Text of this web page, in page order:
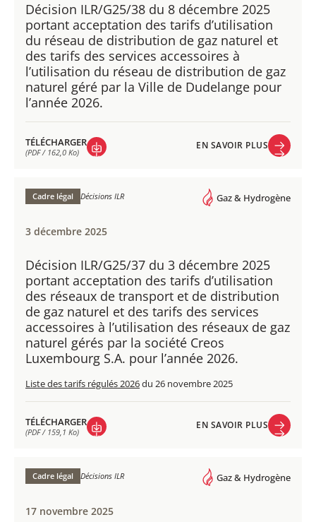
Décision ILR/G25/38 du 8 décembre 2025
portant acceptation des tarifs d’utilisation
du réseau de distribution de gaz naturel et
des tarifs des services accessoires à
l’utilisation du réseau de distribution de gaz
naturel géré par la Ville de Dudelange pour
l’année 2026.
TÉLÉCHARGER
(PDF / 162,0 Ko)
(PDF / 162,0 Ko)
EN SAVOIR PLUS
Cadre légal Décisions ILR Gaz & Hydrogène
3 décembre 2025
Décision ILR/G25/37 du 3 décembre 2025
portant acceptation des tarifs d’utilisation
des réseaux de transport et de distribution
de gaz naturel et des tarifs des services
accessoires à l’utilisation des réseaux de gaz
naturel gérés par la société Creos
Luxembourg S.A. pour l’année 2026.
Liste des tarifs régulés 2026du 26 novembre 2025
TÉLÉCHARGER
(PDF / 159,1 Ko)
(PDF / 159,1 Ko)
EN SAVOIR PLUS
Cadre légal Décisions ILR Gaz & Hydrogène
17 novembre 2025